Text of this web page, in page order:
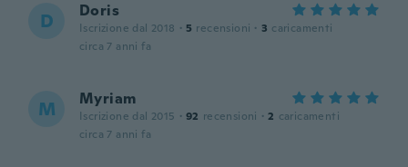
D Doris
Iscrizione dal 2018 · 5 recensioni · 3 caricamenti
circa 7 anni fa
M Myriam
Iscrizione dal 2015 · 92 recensioni · 2 caricamenti
circa 7 anni fa